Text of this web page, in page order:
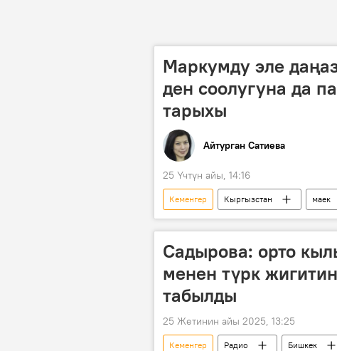
Маркумду эле
ден соолугуна да
тарыхы
Айтурган Сатиева
25 Үчтүн айы, 14:16
Кеменгер Кыргызстан маек
медицина
Cадырова: орто
менен түрк
табылды
25 Жетинин айы 2025, 13:25
Кеменгер Радио Бишкек